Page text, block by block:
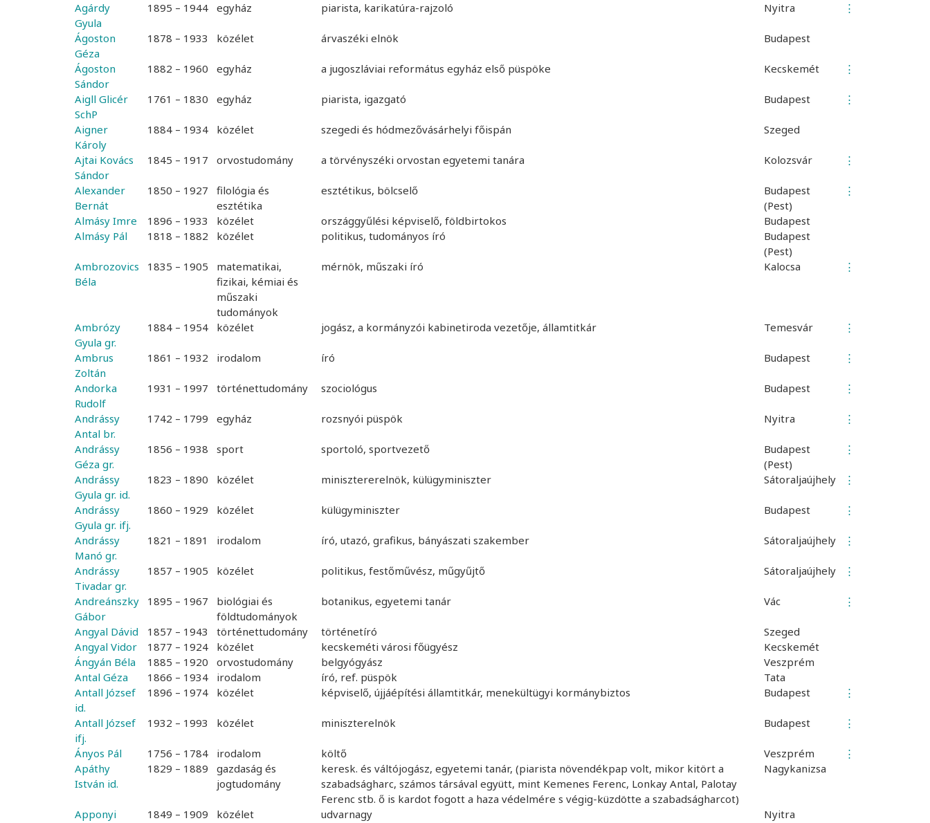
Agárdy
Gyula
1895 – 1944 egyház piarista, karikatúra-rajzoló Nyitra ⋮
Ágoston
Géza
1878 – 1933 közélet árvaszéki elnök Budapest
Ágoston
Sándor
1882 – 1960 egyház a jugoszláviai református egyház első püspöke Kecskemét ⋮
Aigll Glicér
SchP
1761 – 1830 egyház piarista, igazgató Budapest ⋮
Aigner
Károly
1884 – 1934 közélet szegedi és hódmezővásárhelyi főispán Szeged
Ajtai Kovács
Sándor
1845 – 1917 orvostudomány a törvényszéki orvostan egyetemi tanára Kolozsvár ⋮
Alexander
Bernát
1850 – 1927
filológia és
esztétika
esztétikus, bölcselő
Budapest
(Pest)
⋮
Almásy Imre 1896 – 1933 közélet országgyűlési képviselő, földbirtokos
Budapest
Almásy Pál
1818 – 1882 közélet politikus, tudományos író
Budapest
(Pest)
Ambrozovics
Béla
1835 – 1905
matematikai,
fizikai, kémiai és
műszaki
tudományok
mérnök, műszaki író Kalocsa ⋮
Ambrózy
Gyula gr.
1884 – 1954 közélet jogász, a kormányzói kabinetiroda vezetője, államtitkár Temesvár ⋮
Ambrus
Zoltán
1861 – 1932 irodalom író Budapest ⋮
Andorka
Rudolf
1931 – 1997 történettudomány szociológus Budapest ⋮
Andrássy
Antal br.
1742 – 1799 egyház rozsnyói püspök Nyitra ⋮
Andrássy
Géza gr.
1856 – 1938 sport sportoló, sportvezető
Budapest
(Pest)
⋮
Andrássy
Gyula gr. id.
1823 – 1890 közélet minisztererelnök, külügyminiszter Sátoraljaújhely ⋮
Andrássy
Gyula gr. ifj.
1860 – 1929 közélet külügyminiszter Budapest ⋮
Andrássy
Manó gr.
1821 – 1891 irodalom író, utazó, grafikus, bányászati szakember Sátoraljaújhely ⋮
Andrássy
Tivadar gr.
1857 – 1905 közélet politikus, festőművész, műgyűjtő Sátoraljaújhely ⋮
Andreánszky
Gábor
1895 – 1967
biológiai és
földtudományok
botanikus, egyetemi tanár Vác ⋮
Angyal Dávid 1857 – 1943 történettudomány történetíró
Szeged
Angyal Vidor
1877 – 1924 közélet kecskeméti városi főügyész
Kecskemét
Ángyán Béla
1885 – 1920 orvostudomány belgyógyász
Veszprém
Antal Géza
1866 – 1934 irodalom író, ref. püspök
Tata
Antall József
id.
1896 – 1974 közélet képviselő, újjáépítési államtitkár, menekültügyi kormánybiztos Budapest ⋮
Antall József
ifj.
1932 – 1993 közélet miniszterelnök Budapest ⋮
Ányos Pál 1756 – 1784 irodalom költő Veszprém
⋮
Apáthy
István id.
1829 – 1889
gazdaság és
jogtudomány
keresk. és váltójogász, egyetemi tanár, (piarista növendékpap volt, mikor kitört a
szabadságharc, számos társával együtt, mint Kemenes Ferenc, Lonkay Antal, Palotay
Ferenc stb. ő is kardot fogott a haza védelmére s végig-küzdötte a szabadságharcot)
Nagykanizsa
Apponyi
1849 – 1909 közélet udvarnagy Nyitra